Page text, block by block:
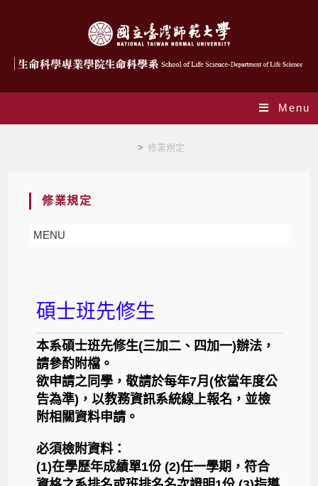
Menu
> 修業規定
修業規定
MENU
碩士班先修生
本系碩士班先修生(三加二、四加一)辦法，
請參酌附檔。
欲申請之同學，敬請於每年7月(依當年度公
告為準)，以教務資訊系統線上報名，並檢
附相關資料申請。
必須檢附資料：
(1)在學歷年成績單1份 (2)任一學期，符合